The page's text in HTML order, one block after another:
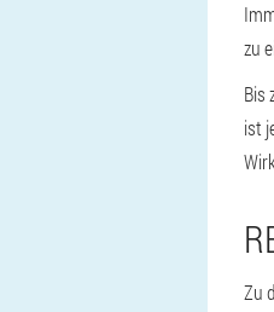
zu
Bis
ist
Zu